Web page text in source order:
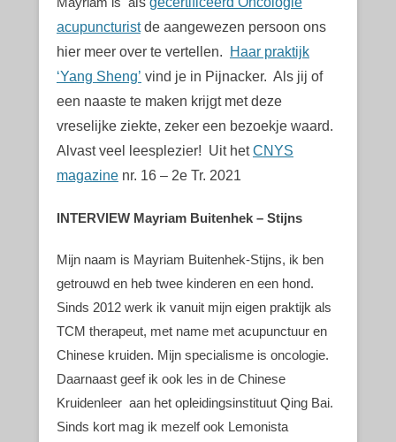
acupuncturistde aangewezen persoon ons
hier meer over te vertellen.
Haar praktijk
‘Yang Sheng’ vind je in Pijnacker. Als jij of
een naaste te maken krijgt met deze
vreselijke ziekte, zeker een bezoekje waard.
Alvast veel leesplezier! Uit hetCNYS
magazine nr. 16 – 2e Tr. 2021
INTERVIEW Mayriam Buitenhek – Stijns
Mijn naam is Mayriam Buitenhek-Stijns, ik ben
getrouwd en heb twee kinderen en een hond.
Sinds 2012 werk ik vanuit mijn eigen praktijk als
TCM therapeut, met name met acupunctuur en
Chinese kruiden. Mijn specialisme is oncologie.
Daarnaast geef ik ook les in de Chinese
Kruidenleer aan het opleidingsinstituut Qing Bai.
Sinds kort mag ik mezelf ook Lemonista